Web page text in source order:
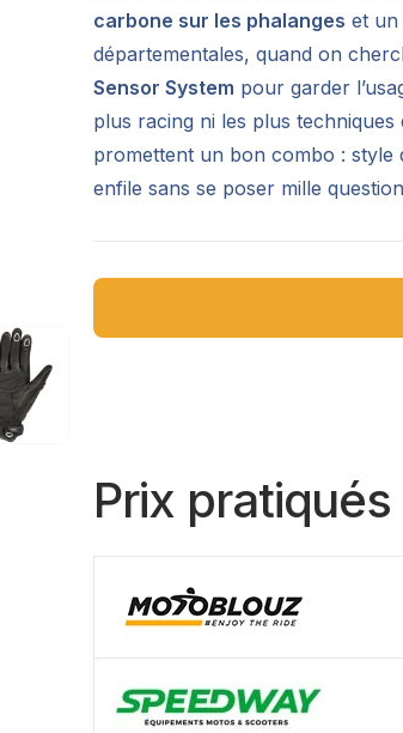
carbone sur les phalanges et un
départementales, quand on
Sensor System pour garder
plus racing ni les plus
promettent un bon combo : style
enfile sans se poser mille
Prix